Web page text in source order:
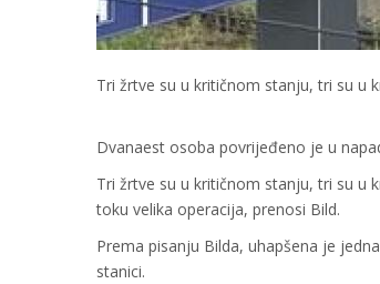
Tri žrtve su u kritičnom stanju, tri su u
Dvanaest osoba povrijeđeno je u
Tri žrtve su u kritičnom stanju, tri su u
toku velika operacija, prenosi Bild.
Prema pisanju Bilda, uhapšena je
stanici.